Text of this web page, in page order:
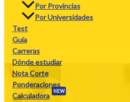
Por Provincias
Por Universidades
Test
Guía
Carreras
Dónde estudiar
Nota Corte
Ponderaciones
Calculadora
NEW